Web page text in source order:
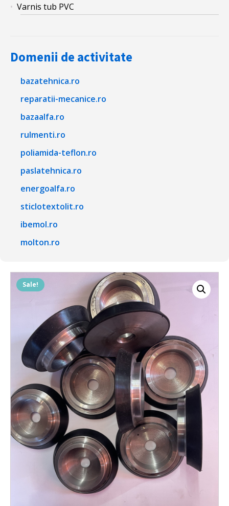
Varnis tub PVC
Domenii de activitate
bazatehnica.ro
reparatii-mecanice.ro
bazaalfa.ro
rulmenti.ro
poliamida-teflon.ro
paslatehnica.ro
energoalfa.ro
sticlotextolit.ro
ibemol.ro
molton.ro
Sale!